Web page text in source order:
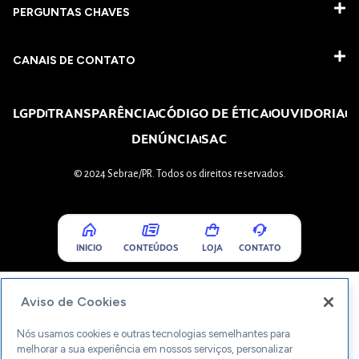
PERGUNTAS CHAVES​
CANAIS DE CONTATO
LGPDTRANSPARÊNCIACÓDIGO DE ÉTICAOUVIDORIA
DENÚNCIASAC
© 2024 Sebrae/PR. Todos os direitos reservados.
INICIO CONTEÚDOS LOJA CONTATO
Aviso de Cookies
Nós usamos cookies e outras tecnologias semelhantes para
melhorar a sua experiência em nossos serviços, personalizar